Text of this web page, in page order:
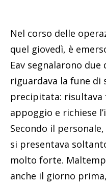
Nel corso delle
quel giovedì, è
Eav segnalarono
riguardava la fune di
precipitata:
appoggio e richiese
Secondo il
si presentava
molto forte.
anche il giorno